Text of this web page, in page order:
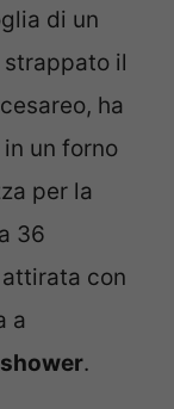
di un
il
ha
un forno
per la
36
con
a
.